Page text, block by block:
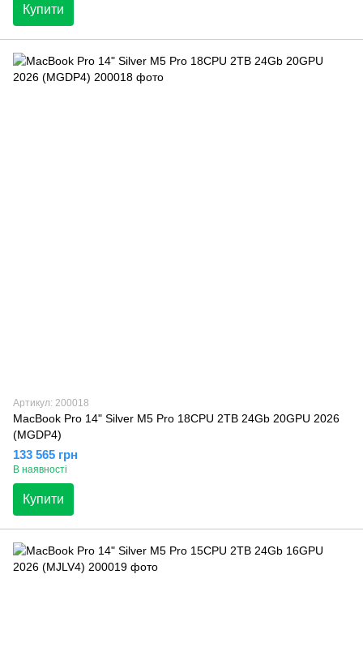
Купити
Артикул: 200018
MacBook Pro 14" Silver M5 Pro 18CPU 2TB 24Gb 20GPU 2026
(MGDP4)
133 565 грн
В наявності
Купити